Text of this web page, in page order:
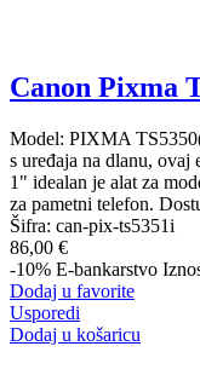
Canon Pixma
Model: PIXMA
s uređaja na dlanu,
1" idealan je alat za
za pametni telefon.
Šifra: can-pix-ts5351i
86,00 €
-10% E-bankarstvo
Dodaj u favorite
Usporedi
Dodaj u košaricu